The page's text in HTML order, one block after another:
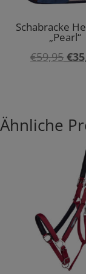
Schabracke
„Pearl“
€59,95 €
Ähnliche